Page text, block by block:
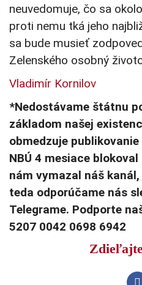
neuvedomuje, čo sa
proti nemu tká jeho
sa bude musieť
Zelenského osobný
Vladimír Kornilov
*Nedostávame štátnu
základom našej
obmedzuje
NBÚ 4 mesiace
nám vymazal náš
teda odporúčame nás
Telegrame. Podporte
5207 0042 0698 6942